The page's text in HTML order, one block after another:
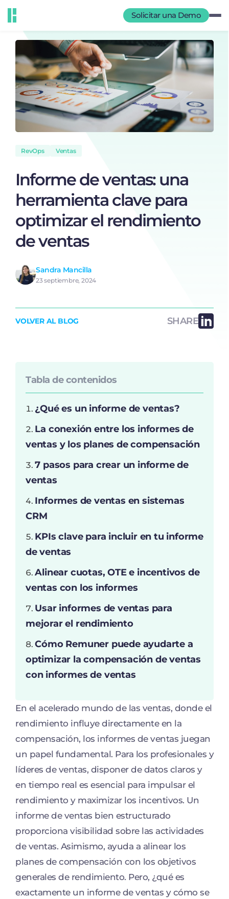
Solicitar una Demo
RevOps Ventas
Informe de ventas: una
herramienta clave para
optimizar el rendimiento
de ventas
Sandra Mancilla
23 septiembre, 2024
VOLVER AL BLOG SHARE
Tabla de contenidos
¿Qué es un informe de ventas?
La conexión entre los informes de
ventas y los planes de compensación
7 pasos para crear un informe de
ventas
Informes de ventas en sistemas
CRM
KPIs clave para incluir en tu informe
de ventas
Alinear cuotas, OTE e incentivos de
ventas con los informes
Usar informes de ventas para
mejorar el rendimiento
Cómo Remuner puede ayudarte a
optimizar la compensación de ventas
con informes de ventas
En el acelerado mundo de las ventas, donde el
rendimiento influye directamente en la
compensación, los informes de ventas juegan
un papel fundamental. Para los profesionales y
líderes de ventas, disponer de datos claros y
en tiempo real es esencial para impulsar el
rendimiento y maximizar los incentivos. Un
informe de ventas bien estructurado
proporciona visibilidad sobre las actividades
de ventas. Asimismo, ayuda a alinear los
planes de compensación con los objetivos
generales de rendimiento. Pero, ¿qué es
exactamente un informe de ventas y cómo se